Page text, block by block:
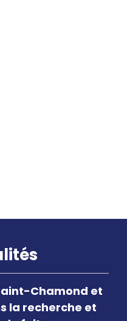
Chamond et
la recherche et